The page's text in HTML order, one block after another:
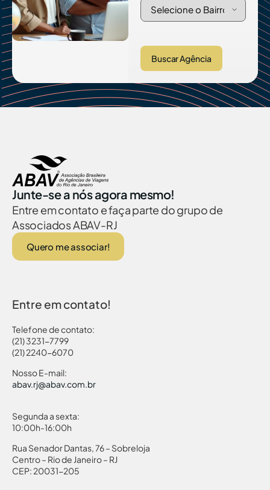
Buscar Agência
Junte-se a nós agora mesmo!
Entre em contato e faça parte do grupo de
Associados ABAV-RJ
Quero me associar!
Entre em contato!
Telefone de contato:
(21) 3231-7799
(21) 2240-6070
Nosso E-mail:
abav.rj@abav.com.br
Segunda a sexta:
10:00h-16:00h
Rua Senador Dantas, 76 – Sobreloja
Centro – Rio de Janeiro – RJ
CEP: 20031-205